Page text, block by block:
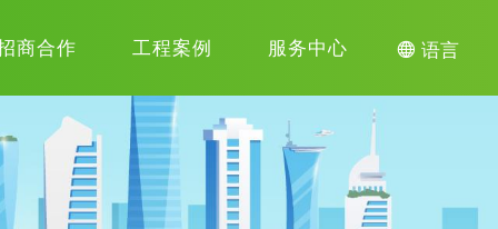
商合作 工程案例 服务中心  语言